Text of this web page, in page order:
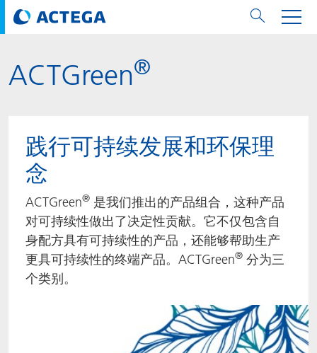
ACTGreen®
践行可持续发展和环保理
念
ACTGreen® 是我们推出的产品组合，这种产品
对可持续性做出了决定性贡献。它不仅包含自
身配方具有可持续性的产品，还能够帮助生产
更具可持续性的终端产品。ACTGreen® 分为三
个类别。
用纸张和纸板
用纸张和纸板
油墨
粘合剂
用于软包装和铝箔
油墨
粘合剂
对于标签
对于标签
油墨
粘合剂
用于金属包装和封口
用于金属包装和封口
密封胶
油墨
密封垫片粒料
Technologies
Technologies
ECOLEAF®
ROTARflow
Signite®
品牌
ACTEbond
ACTEcoat
ACTEseal
ACTExact
服务
涂料用量计算器
知识
线上问题解决
印样
白皮书
可持续性
循环经济
体系认证
安全有序
解决方案
PPWR
Bees at ACTEGA
ACTEGA Bag
关于阿塔卡
Management Team
品牌承诺
业务线
软包业务部
纸品业务部
职业生涯
公司介绍
ACTEGA Do Brasil
ACTEGA Foshan
ACTEGA GmbH
ACTEGA Metal Print
新闻与活动
展会与活动
年新闻发布
Newsletter
社会媒体
English
Français
Chinese
Portuguese
欧洲、中东和非洲 (EMEA)
大中华区
北美州
南美州